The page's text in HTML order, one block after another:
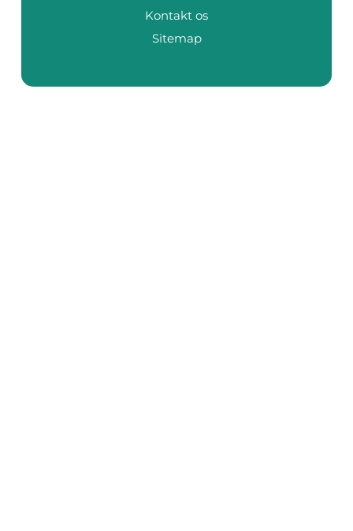
Kontakt os
Sitemap